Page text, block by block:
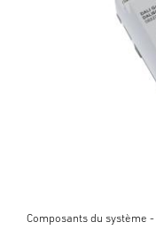
Composants du système